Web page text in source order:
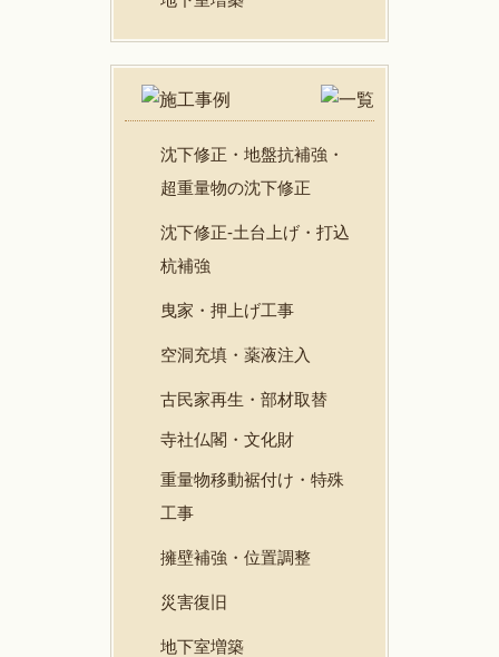
沈下修正・地盤抗補強・
超重量物の沈下修正
沈下修正-土台上げ・打込
杭補強
曳家・押上げ工事
空洞充填・薬液注入
古民家再生・部材取替
寺社仏閣・文化財
重量物移動裾付け・特殊
工事
擁壁補強・位置調整
災害復旧
地下室増築